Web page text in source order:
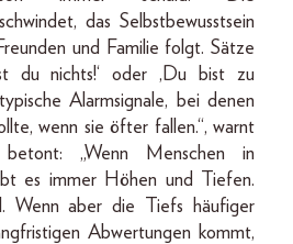
das Selbstbewusstsein
und Familie folgt. Sätze
du nichts!‘ oder ‚Du bist zu
Alarmsignale, bei denen
wenn sie öfter fallen.“, warnt
„Wenn Menschen in
es immer Höhen und Tiefen.
Wenn aber die Tiefs häufiger
Abwertungen kommt,